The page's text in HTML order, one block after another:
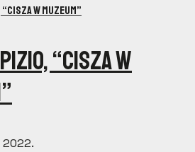
“Cisza w
2022.